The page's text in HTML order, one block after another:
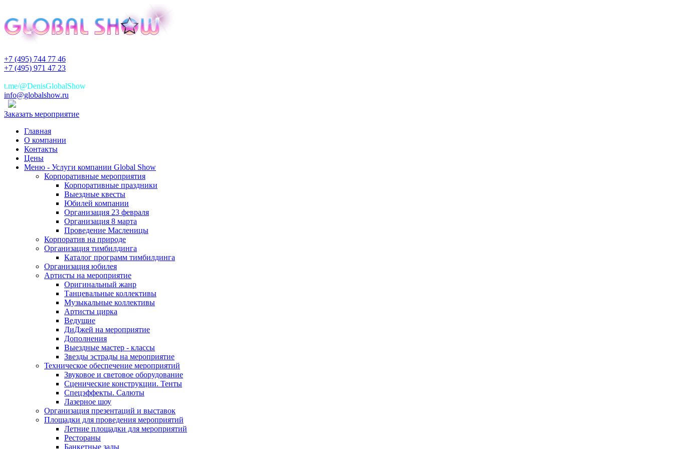
+7 (495) 744 77 46
+7 (495) 971 47 23
t.me/@DenisGlobalShow
info@globalshow.ru
Заказать мероприятие
Главная
О компании
Контакты
Цены
Меню - Услуги компании Global Show
Корпоративные мероприятия
Корпоративные праздники
Выездные квесты
Юбилей компании
Организация 23 февраля
Организация 8 марта
Проведение Масленицы
Корпоратив на природе
Организация тимбилдинга
Каталог программ тимбилдинга
Организация юбилея
Артисты на мероприятие
Оригинальный жанр
Танцевальные коллективы
Музыкальные коллективы
Артисты цирка
Ведущие
ДиДжей на мероприятие
Дополнения
Выездные мастер - классы
Звезды эстрады на мероприятие
Техническое обеспечение мероприятий
Звуковое и световое оборудование
Сценические конструкции. Тенты
Спецэффекты. Салюты
Лазерное шоу
Организация презентаций и выставок
Площадки для проведения мероприятий
Летние площадки для мероприятий
Рестораны
Банкетные залы